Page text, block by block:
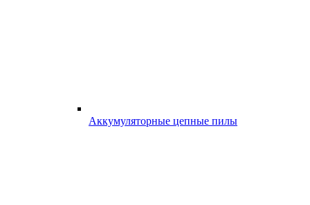
Аккумуляторные цепные пилы